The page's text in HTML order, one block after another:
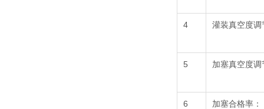
4 灌装真空度调
5 加塞真空度调
6 加塞合格率：